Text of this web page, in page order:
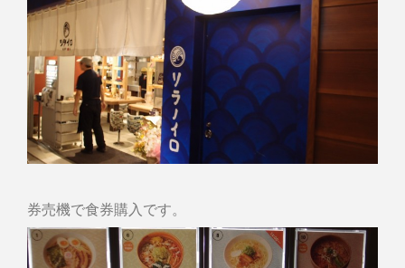
券売機で食券購入です。